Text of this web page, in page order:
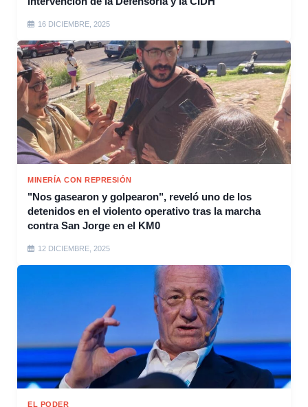
16 DICIEMBRE, 2025
MINERÍA CON REPRESIÓN
"Nos gasearon y golpearon", reveló uno de los
detenidos en el violento operativo tras la marcha
contra San Jorge en el KM0
12 DICIEMBRE, 2025
EL PODER